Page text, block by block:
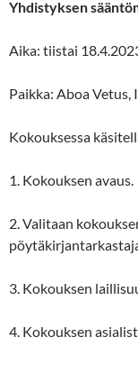
Yhdistyksen
Aika: tiistai
Paikka: Aboa Vetus,
Kokouksessa
1. Kokouksen avaus.
2. Valitaan
3. Kokouksen
4. Kokouksen